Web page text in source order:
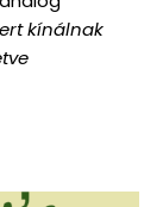
kínálnak